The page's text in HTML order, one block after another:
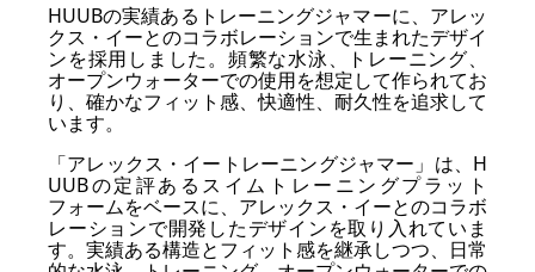
HUUBの実績あるトレーニングジャマーに、アレッ
クス・イーとのコラボレーションで生まれたデザイ
ンを採用しました。頻繁な水泳、トレーニング、
オープンウォーターでの使用を想定して作られてお
り、確かなフィット感、快適性、耐久性を追求して
います。
「アレックス・イートレーニングジャマー」は、H
UUBの定評あるスイムトレーニングプラット
フォームをベースに、アレックス・イーとのコラボ
レーションで開発したデザインを取り入れていま
す。実績ある構造とフィット感を継承しつつ、日常